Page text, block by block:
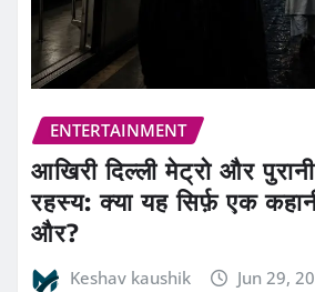
ENTERTAINMENT
आखिरी दिल्ली मेट्रो और
रहस्य: क्या यह सिर्फ़ एक
और?
Keshav kaushik Jun 29,